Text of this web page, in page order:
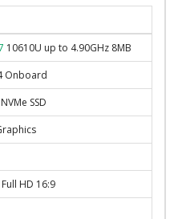
10610U up to 4.90GHz 8MB
Onboard
SSD
HD 16:9